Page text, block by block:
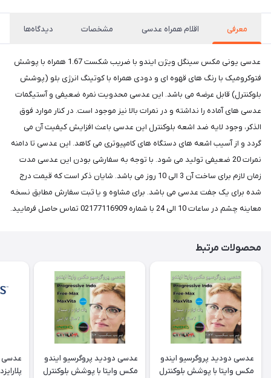
معرفی اقلام همراه عدسی مشخصات دیدگاه‌ها
عدسی یونی مکس سینگل ویژن ایندو با ضریب شکست 1.67 همراه با پوشش
فتوکرومیک با رنگ های قهوه ای و دودی همراه با کوتینگ انرژی بلو (پوشش
بلوکنترل) قابل عرضه می باشد. این عدسی محدویت نمره ضعیفی و آستیگمات
عدسی های آماده را نداشته و در نمرات بالا نیز موجود است. در کنار موارد فوق
الذکر، وجود لایه ضد اشعه بلوکنترل این عدسی باعث افزایش کیفیت آن می
گردد و از آسیب اشعه های دستگاه های کامپیوتری می کاهد. این عدسی تا دامنه
نمرات 20 ضعیفی تولید می شود. با توجه به سفارشی بودن این عدسی مدت
زمان لازم برای ساخت آن 3 الی 10 روز می باشد. شایان ذکر است که قیمت درج
شده برای یک جفت عدسی می باشد. برای مشاوه و یا ثبت سفارش مطابق نسخه
معاینه چشم در ساعات 10 الی 24 با شماره 02177116909 تماس حاصل فرمایید.
محصولات مرتبط
عدسی دودید پروگرسیو ایندو
مکس وایتا با پوشش بلوکنترل
عدسی دودید پروگرسیو ایندو
مکس وایتا با پوشش بلوکنترل
عدسی